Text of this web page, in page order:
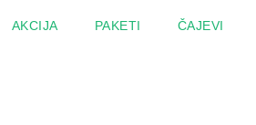
AKCIJA PAKETI ČAJEVI